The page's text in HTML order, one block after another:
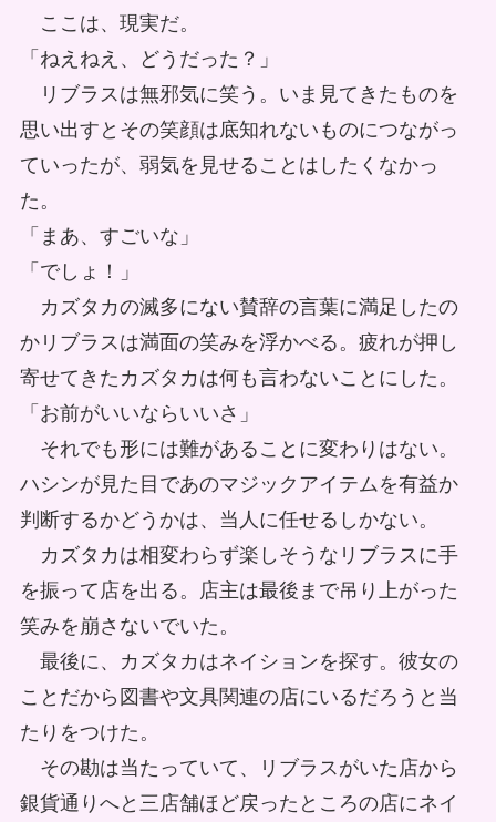
ここは、現実だ。
「ねえねえ、どうだった？」
リブラスは無邪気に笑う。いま見てきたものを
思い出すとその笑顔は底知れないものにつながっ
ていったが、弱気を見せることはしたくなかっ
た。
「まあ、すごいな」
「でしょ！」
カズタカの滅多にない賛辞の言葉に満足したの
かリブラスは満面の笑みを浮かべる。疲れが押し
寄せてきたカズタカは何も言わないことにした。
「お前がいいならいいさ」
それでも形には難があることに変わりはない。
ハシンが見た目であのマジックアイテムを有益か
判断するかどうかは、当人に任せるしかない。
カズタカは相変わらず楽しそうなリブラスに手
を振って店を出る。店主は最後まで吊り上がった
笑みを崩さないでいた。
最後に、カズタカはネイションを探す。彼女の
ことだから図書や文具関連の店にいるだろうと当
たりをつけた。
その勘は当たっていて、リブラスがいた店から
銀貨通りへと三店舗ほど戻ったところの店にネイ